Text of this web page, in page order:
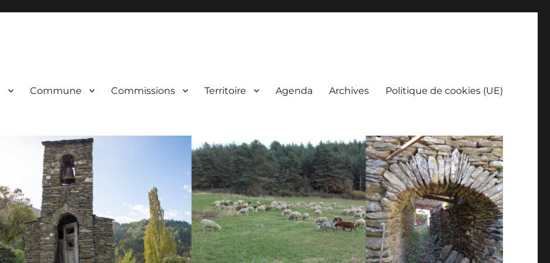
Commune Commissions Territoire Agenda Archives Politique de cookies (UE)